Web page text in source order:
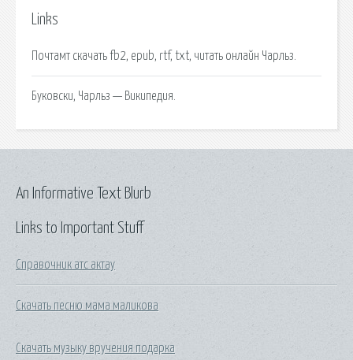
Links
Почтамт скачать fb2, epub, rtf, txt, читать онлайн Чарльз.
Буковски, Чарльз — Википедия.
Links to Important Stuff
Справочник атс актау
Скачать песню мама маликова
Скачать музыку вручения подарка
An Informative Text Blurb